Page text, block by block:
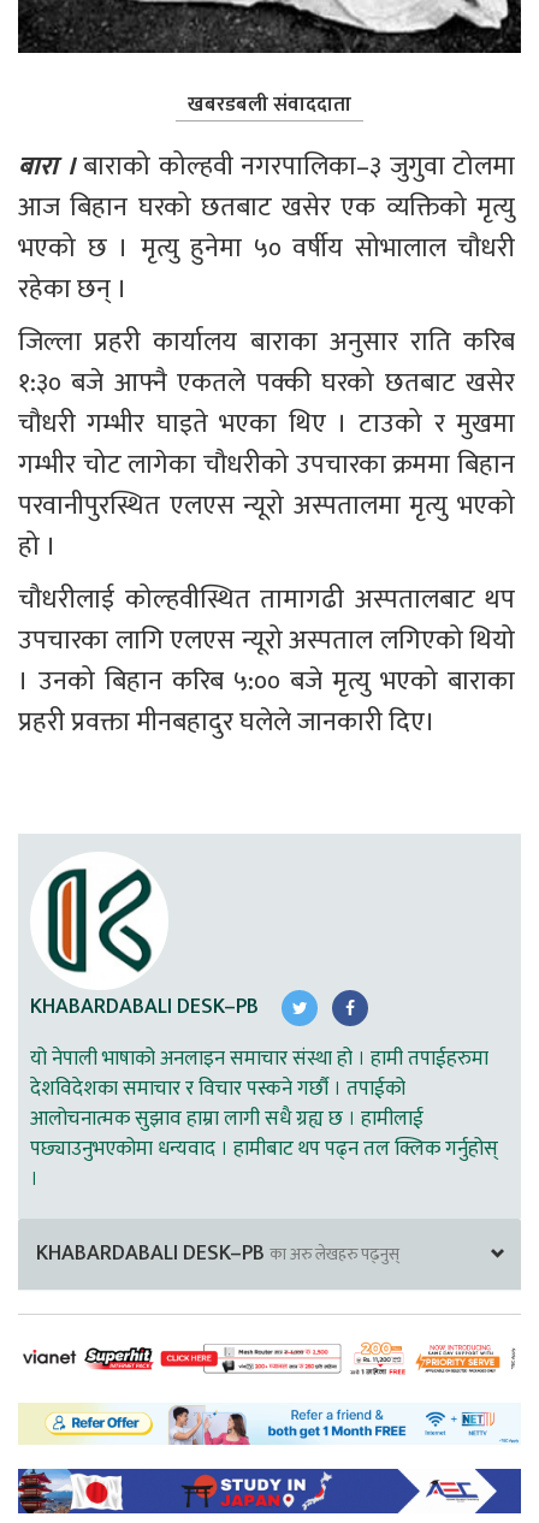
खबरडबली संवाददाता
बारा । बाराको कोल्हवी नगरपालिका–३ जुगुवा टोलमा
आज बिहान घरको छतबाट खसेर एक व्यक्तिको मृत्यु
भएको छ । मृत्यु हुनेमा ५० वर्षीय सोभालाल चौधरी
रहेका छन् ।
जिल्ला प्रहरी कार्यालय बाराका अनुसार राति करिब
१:३० बजे आफ्नै एकतले पक्की घरको छतबाट खसेर
चौधरी गम्भीर घाइते भएका थिए । टाउको र मुखमा
गम्भीर चोट लागेका चौधरीको उपचारका क्रममा बिहान
परवानीपुरस्थित एलएस न्यूरो अस्पतालमा मृत्यु भएको
हो ।
चौधरीलाई कोल्हवीस्थित तामागढी अस्पतालबाट थप
उपचारका लागि एलएस न्यूरो अस्पताल लगिएको थियो
। उनको बिहान करिब ५:०० बजे मृत्यु भएको बाराका
प्रहरी प्रवक्ता मीनबहादुर घलेले जानकारी दिए।
KHABARDABALI DESK–PB
यो नेपाली भाषाको अनलाइन समाचार संस्था हो । हामी तपाईहरुमा
देशविदेशका समाचार र विचार पस्कने गर्छौ । तपाईको
आलोचनात्मक सुझाव हाम्रा लागी सधै ग्रह्य छ । हामीलाई
पछ्याउनुभएकोमा धन्यवाद । हामीबाट थप पढ्न तल क्लिक गर्नुहोस्
।
KHABARDABALI DESK–PB का अरु लेखहरु पढ्नुस्